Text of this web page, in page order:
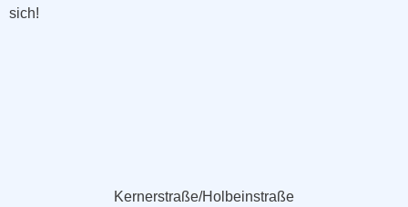
sich!
Kernerstraße/Holbeinstraße